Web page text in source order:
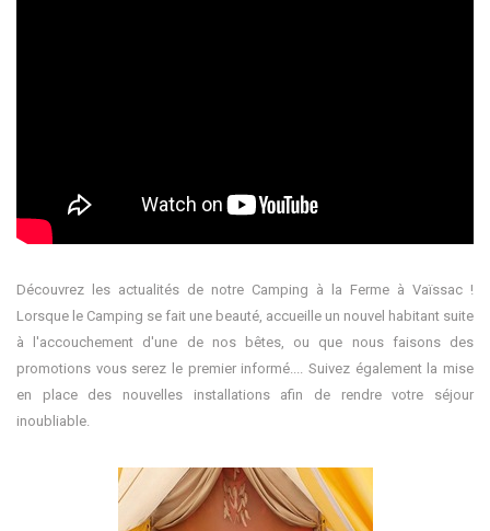
Découvrez les actualités de notre Camping à la Ferme à Vaïssac !
Lorsque le Camping se fait une beauté, accueille un nouvel habitant suite
à l'accouchement d'une de nos bêtes, ou que nous faisons des
promotions vous serez le premier informé.... Suivez également la mise
en place des nouvelles installations afin de rendre votre séjour
inoubliable.